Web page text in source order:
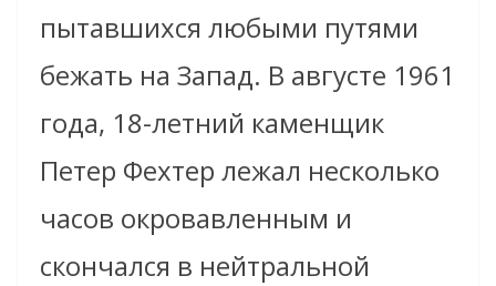
пытавшихся любыми путями
бежать на Запад. В августе 1961
года, 18-летний каменщик
Петер Фехтер лежал несколько
часов окровавленным и
скончался в нейтральной